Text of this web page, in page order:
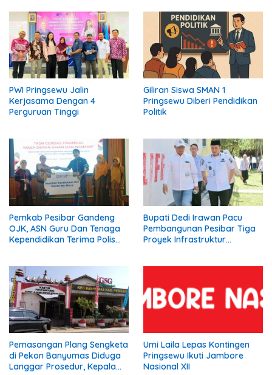
PWI Pringsewu Jalin
Kerjasama Dengan 4
Perguruan Tinggi
Giliran Siswa SMAN 1
Pringsewu Diberi Pendidikan
Politik
Pemkab Pesibar Gandeng
OJK, ASN Guru Dan Tenaga
Kependidikan Terima Polis
Bupati Dedi Irawan Pacu
Pembangunan Pesibar Tiga
Proyek Infrastruktur
Pemasangan Plang Sengketa
di Pekon Banyumas Diduga
Langgar Prosedur, Kepala
Umi Laila Lepas Kontingen
Pringsewu Ikuti Jambore
Nasional XII